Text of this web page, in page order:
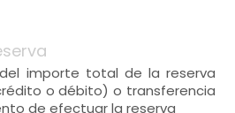
importe total de la reserva
o débito) o transferencia
de efectuar la reserva